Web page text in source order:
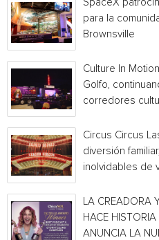
SpaceX
para la
Brownsville
Culture In
Golfo,
corredores
Circus Circus
diversión
inolvidables de
LA CREADORA
HACE
ANUNCIA LA